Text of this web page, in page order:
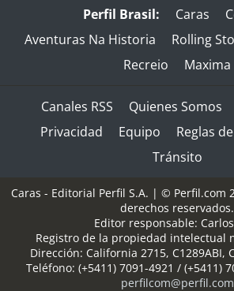
Perfil Brasil: Caras
Aventuras Na Historia
Rolling
Recreio
Maxima
Canales RSS Quienes Somos
Privacidad
Equipo
Reglas
Tránsito
Caras - Editorial Perfil S.A. | © Perfil.com
derechos reservados.
Editor responsable:
Registro de la propiedad intelectual
Dirección: California 2715, C1289ABI,
Teléfono: (+5411) 7091-4921 / (+5411)
perfilcom@perfil.com